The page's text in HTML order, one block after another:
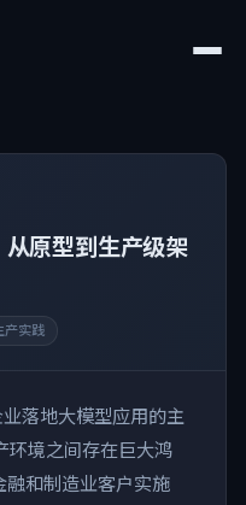
原型到生产级架
产实践
落地大模型应用的主
环境之间存在巨大鸿
和制造业客户实施